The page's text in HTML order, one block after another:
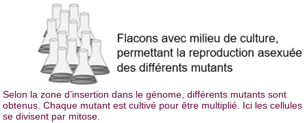
Selon la zone d’insertion dans le génome, différents mutants sont
obtenus. Chaque mutant est cultivé pour être multiplié. Ici les cellules
se divisent par mitose.